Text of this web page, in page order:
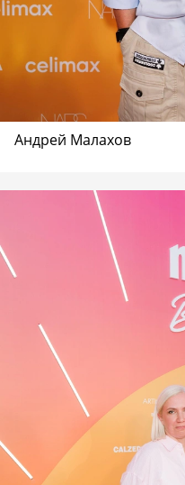
Андрей Малахов